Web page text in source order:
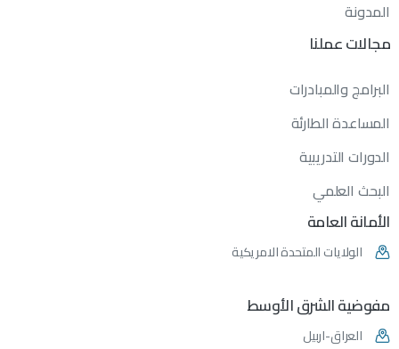
المدونة
مجالاتعملنا
البرامج والمبادرات
المساعدة الطارئة
الدورات التدريبية
البحث العلمي
الأمانةالعامة
الولايات المتحدة الامريكية
مفوضيةالشرقالأوسط
العراق-اربيل